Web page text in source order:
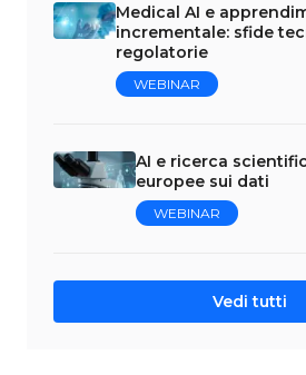
Medical AI e
incrementale: sfide
regolatorie
WEBINAR
AI e ricerca
europee sui dati
WEBINAR
Vedi tutti